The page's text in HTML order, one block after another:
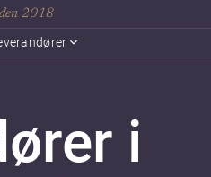
2018
i